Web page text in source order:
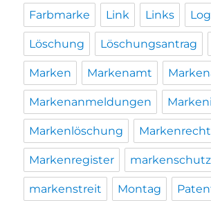
Farbmarke Link Links
Löschung Löschungsantrag
Marken Markenamt
Markenanmeldungen
Markenlöschung Markenrecht
Markenregister markenschutz
markenstreit Montag